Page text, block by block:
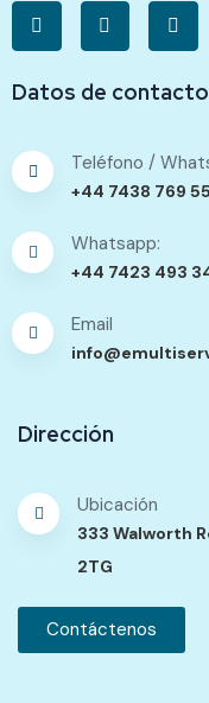
Datos de contacto
Teléfono /
+44 7438 769
Whatsapp:
+44 7423 493
Email
Dirección
Ubicación
333 Walworth
2TG
Contáctenos